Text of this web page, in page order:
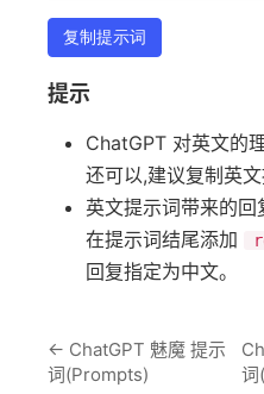
复制提示词
提示
ChatGPT 对英文的
还可以,建议复制英文
英文提示词带来的
在提示词结尾添加
回复指定为中文。
← ChatGPT 魅魔 提示
词(Prompts)
词